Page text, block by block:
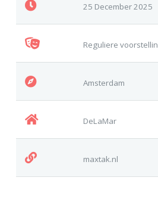
25 December 2025
Reguliere
Amsterdam
DeLaMar
maxtak.nl